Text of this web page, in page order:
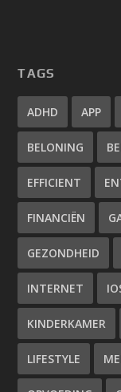
TAGS
ADHD APP
BELONING
EFFICIENT
FINANCIËN
GEZONDHEID
INTERNET
KINDERKAMER
LIFESTYLE